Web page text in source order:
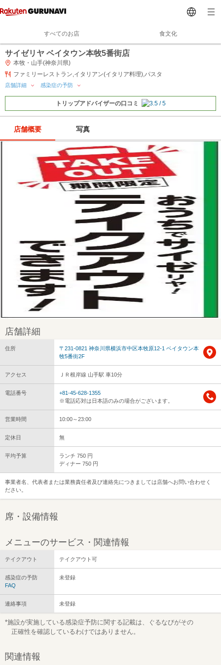
すべてのお店 食文化
サイゼリヤ ベイタウン本牧5番街店
本牧・山手(神奈川県)
ファミリーレストラン,イタリアン(イタリア料理),パスタ
店舗詳細 感染症の予防
トリップアドバイザーの口コミ
店舗概要 写真
店舗詳細
住所
〒231-0821 神奈川県横浜市中区本牧原12-1 ベイタウン本
牧5番街2F
アクセス ＪＲ根岸線 山手駅 車10分
電話番号
+81-45-628-1355
※電話応対は日本語のみの場合がございます。
営業時間 10:00～23:00
定休日 無
平均予算
ランチ 750 円
ディナー 750 円
事業者名、代表者または業務責任者及び連絡先につきましては店舗へお問い合わせく
ださい。
席・設備情報
メニューのサービス・関連情報
テイクアウト テイクアウト可
感染症の予防
FAQ
未登録
連絡事項 未登録
*施設が実施している感染症予防に関する記載は、ぐるなびがその
正確性を確認しているわけではありません。
関連情報